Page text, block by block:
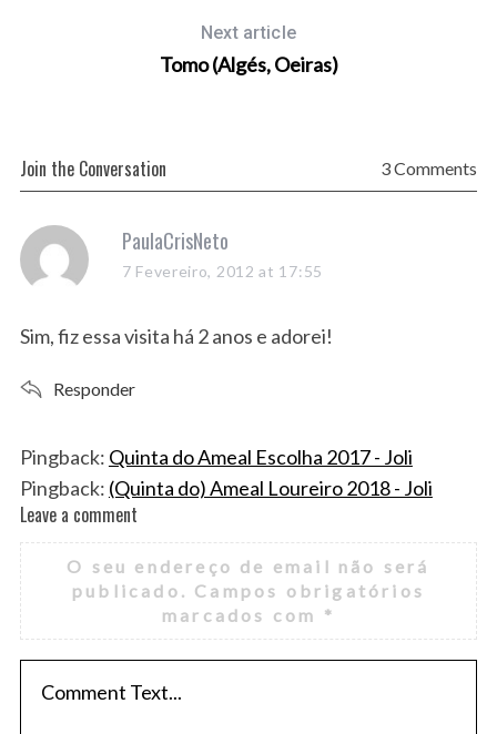
Next article
Tomo (Algés, Oeiras)
Join the Conversation 3 Comments
s
a
s
PaulaCrisNeto
7 Fevereiro, 2012 at 17:55
Sim, fiz essa visita há 2 anos e adorei!
Responder
Pingback: Quinta do Ameal Escolha 2017 - Joli
Pingback: (Quinta do) Ameal Loureiro 2018 - Joli
L
e
a
v
e
Leave a comment
O seu endereço de email não será
publicado. Campos obrigatórios
marcados com *